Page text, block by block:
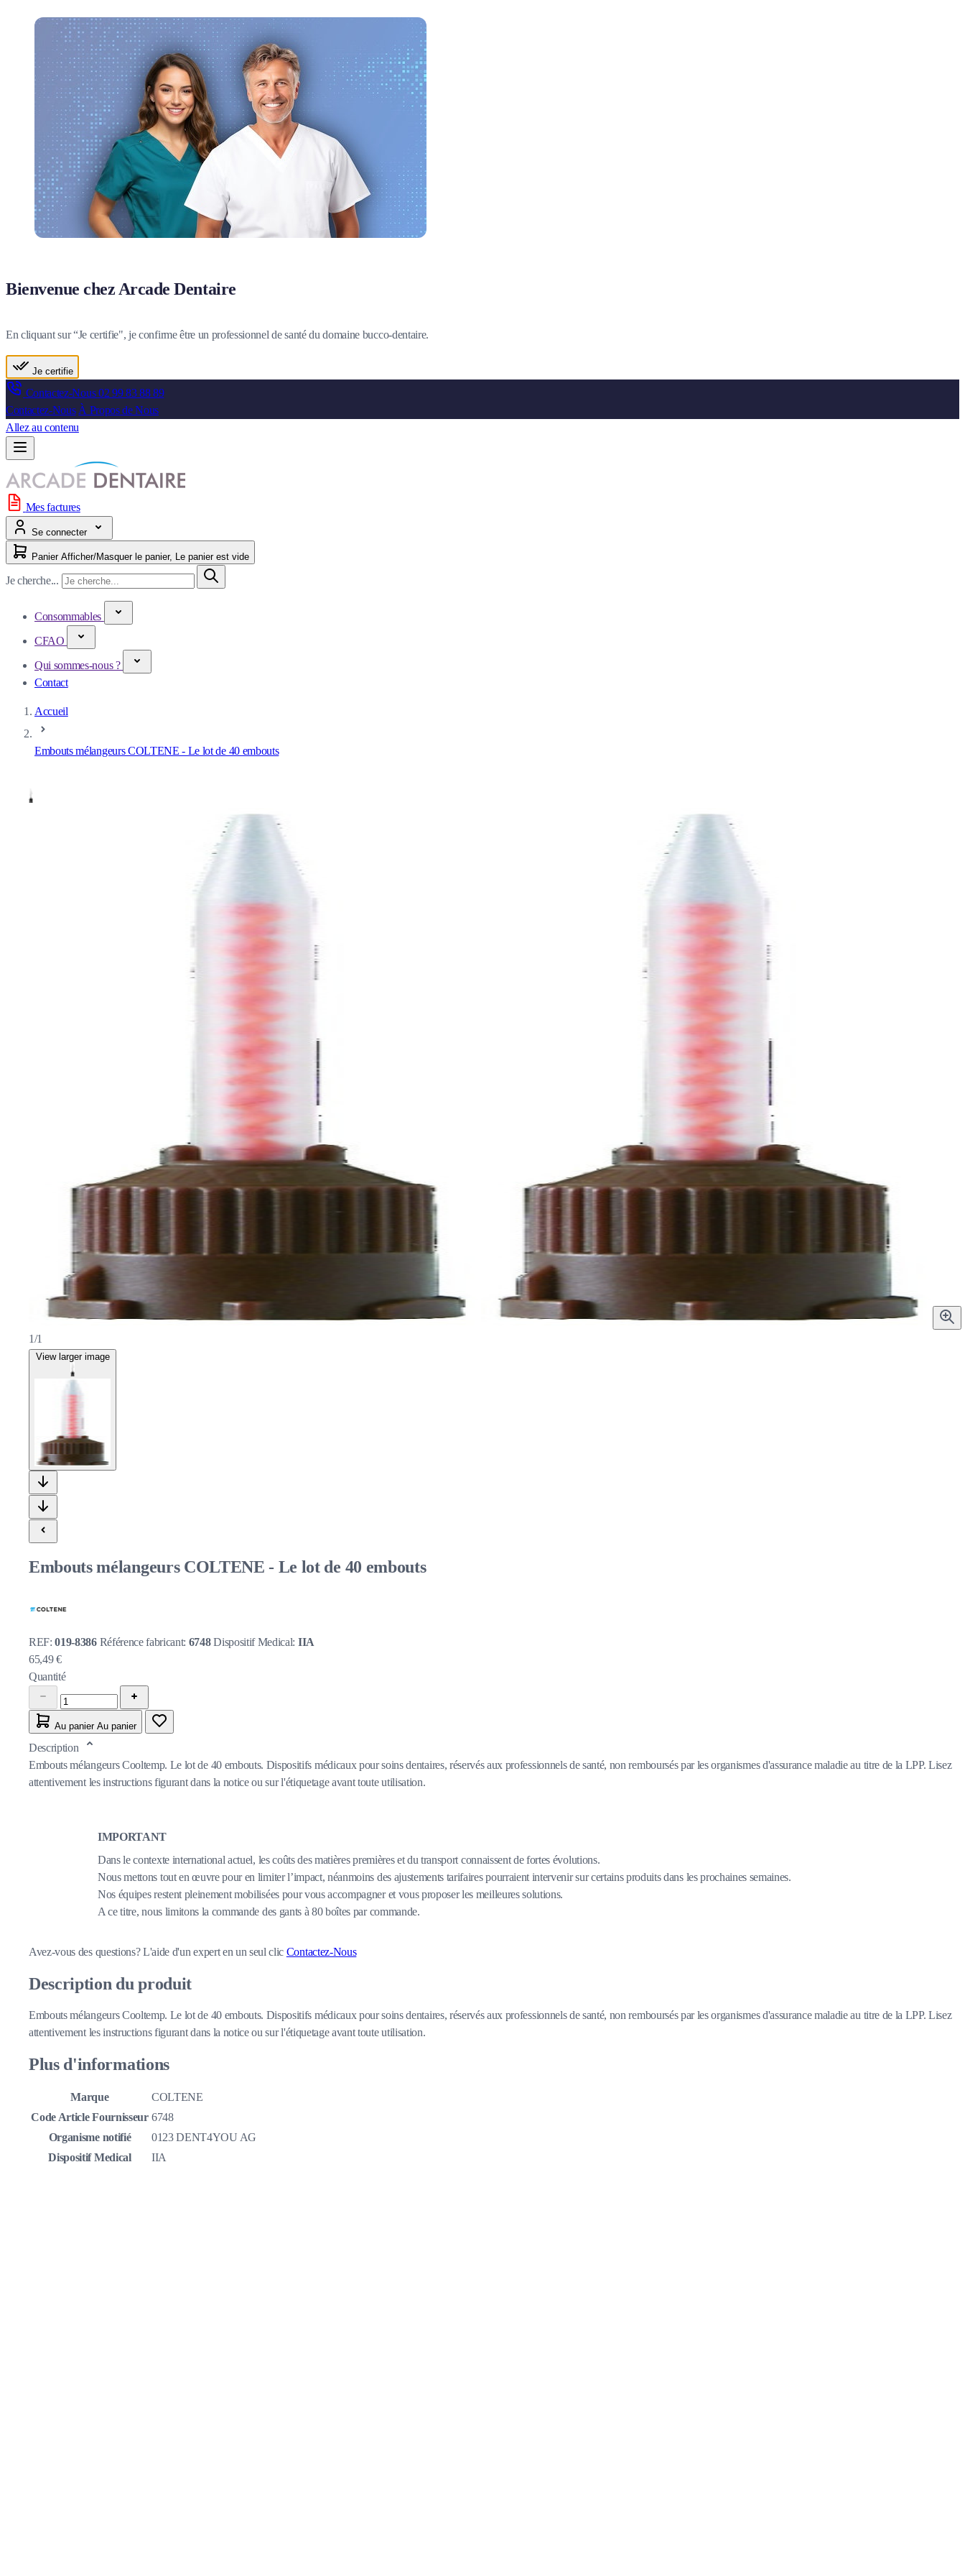
Bienvenue chez Arcade Dentaire
En cliquant sur “Je certifie", je confirme être un professionnel de santé du domaine bucco-dentaire.
Je certifie
Contactez-Nous02 99 83 88 89
Contactez-Nous À Propos de Nous
Allez au contenu
Mes factures
Se connecter
Panier Afficher/Masquer le panier, Le panier est vide
Je cherche...
Consommables
CFAO
Qui sommes-nous ?
Contact
Accueil
Embouts mélangeurs COLTENE - Le lot de 40 embouts
1/1
View larger image
Embouts mélangeurs COLTENE - Le lot de 40 embouts
REF:019-8386 Référence fabricant: 6748Dispositif Medical: IIA
65,49 €
Quantité
Au panier Au panier
Description
Embouts mélangeurs Cooltemp. Le lot de 40 embouts. Dispositifs médicaux pour soins dentaires, réservés aux professionnels de santé, non remboursés par les organismes d'assurance maladie au titre de la LPP. Lisez
attentivement les instructions figurant dans la notice ou sur l'étiquetage avant toute utilisation.
IMPORTANT
Dans le contexte international actuel, les coûts des matières premières et du transport connaissent de fortes évolutions.
Nous mettons tout en œuvre pour en limiter l’impact, néanmoins des ajustements tarifaires pourraient intervenir sur certains produits dans les prochaines semaines.
Nos équipes restent pleinement mobilisées pour vous accompagner et vous proposer les meilleures solutions.
A ce titre, nous limitons la commande des gants à 80 boîtes par commande.
Avez-vous des questions?L'aide d'un expert en un seul clic Contactez-Nous
Description du produit
Embouts mélangeurs Cooltemp. Le lot de 40 embouts. Dispositifs médicaux pour soins dentaires, réservés aux professionnels de santé, non remboursés par les organismes d'assurance maladie au titre de la LPP. Lisez
attentivement les instructions figurant dans la notice ou sur l'étiquetage avant toute utilisation.
Plus d'informations
Marque
COLTENE
Code Article Fournisseur 6748
Organisme notifié
0123 DENT4YOU AG
Dispositif Medical
IIA